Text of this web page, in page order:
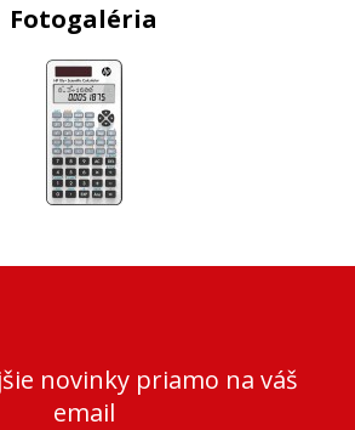
Fotogaléria
novinky priamo na váš
email